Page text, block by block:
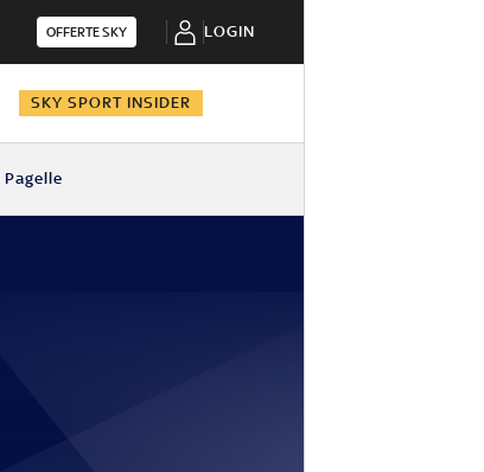
OFFERTE SKY LOGIN
SKY SPORT INSIDER
Pagelle